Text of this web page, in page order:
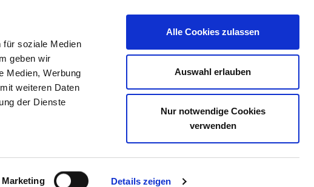
für soziale Medien
geben wir
Medien, Werbung
weiteren Daten
der Dienste
Marketing Details zeigen
Alle Cookies zulassen
Auswahl erlauben
Nur notwendige Cookies
verwenden
GHD JOB PORTAL
FÜR PSYCHIATRIE, P